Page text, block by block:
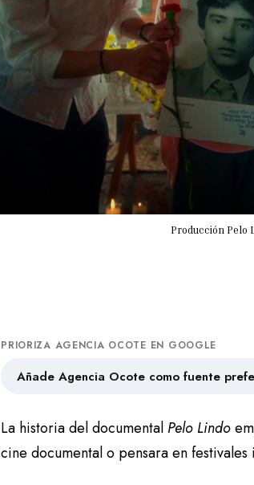
Producción Pelo
PRIORIZA AGENCIA OCOTE EN GOOGLE
Añade Agencia Ocote como fuente
La historia del documental Pelo Lindo
cine documental o pensara en festivales